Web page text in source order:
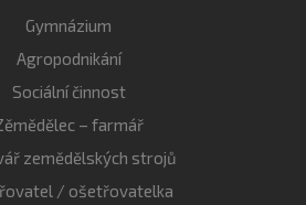
Gymnázium
Agropodnikání
Sociální činnost
– farmář
zemědělských strojů
/ ošetřovatelka